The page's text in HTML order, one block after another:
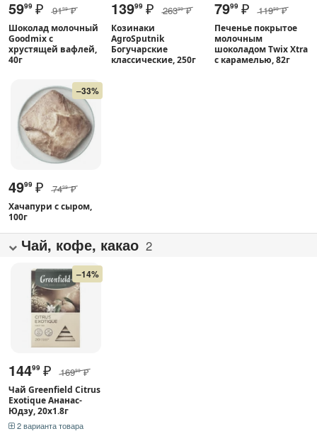
5999 ₽ 9199 ₽
Шоколад молочный
Goodmix с
хрустящей вафлей,
40г
13999 ₽ 26399 ₽
Козинаки
AgroSputnik
Богучарские
классические, 250г
7999 ₽ 11999 ₽
Печенье покрытое
молочным
шоколадом Twix Xtra
с карамелью, 82г
–33%
4999 ₽ 7499 ₽
Хачапури с сыром,
100г
Чай, кофе, какао 2
–14%
14499 ₽ 16999 ₽
Чай Greenfield Citrus
Exotique Ананас-
Юдзу, 20х1.8г
2 варианта товара